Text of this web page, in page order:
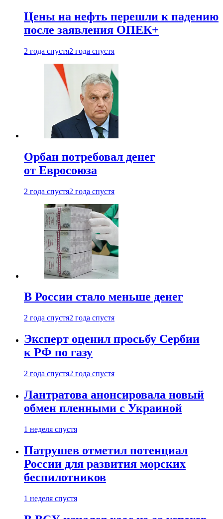
Цены на нефть перешли к падению
после заявления ОПЕК+
2 года спустя2 года спустя
Орбан потребовал денег
от Евросоюза
2 года спустя2 года спустя
В России стало меньше денег
2 года спустя2 года спустя
Эксперт оценил просьбу Сербии
к РФ по газу
2 года спустя2 года спустя
Лантратова анонсировала новый
обмен пленными с Украиной
1 неделя спустя
Патрушев отметил потенциал
России для развития морских
беспилотников
1 неделя спустя